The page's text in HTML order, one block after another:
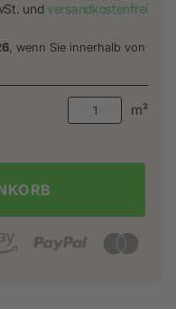
und versandkostenfrei
, wenn Sie innerhalb von
m²